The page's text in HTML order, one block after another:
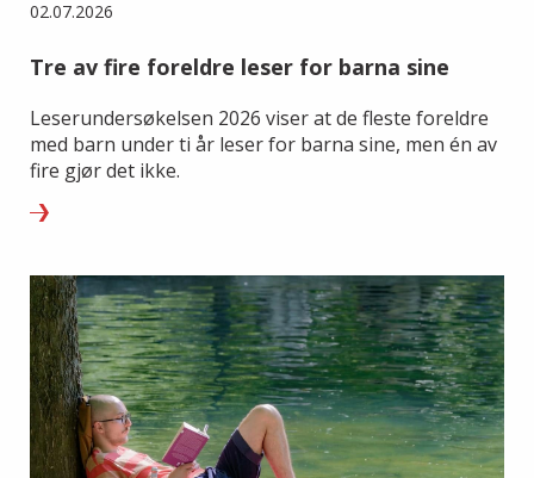
02.07.2026
Tre av fire foreldre leser for barna sine
Leserundersøkelsen 2026 viser at de fleste foreldre
med barn under ti år leser for barna sine, men én av
fire gjør det ikke.